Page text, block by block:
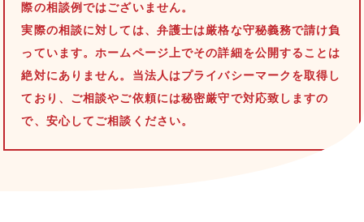
際の相談例ではございません。
実際の相談に対しては、弁護士は厳格な守秘義務で請け負
っています。ホームページ上でその詳細を公開することは
絶対にありません。当法人はプライバシーマークを取得し
ており、ご相談やご依頼には秘密厳守で対応致しますの
で、安心してご相談ください。